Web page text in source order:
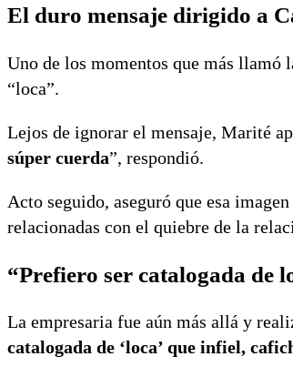
El duro mensaje dirigido a
Uno de los momentos que más llamó
“loca”.
Lejos de ignorar el mensaje, Marité
súper cuerda”, respondió.
Acto seguido, aseguró que esa
relacionadas con el quiebre de la
“Prefiero ser catalogada de
La empresaria fue aún más allá y
catalogada de ‘loca’ que infiel,